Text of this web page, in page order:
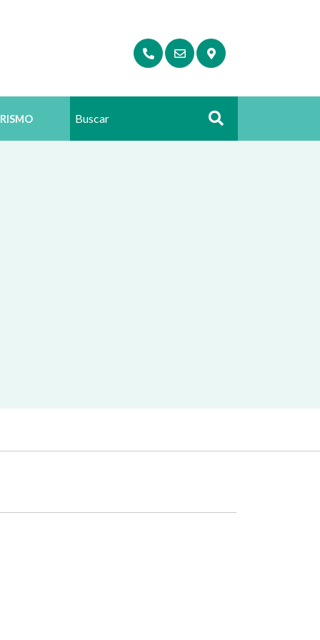
Buscar